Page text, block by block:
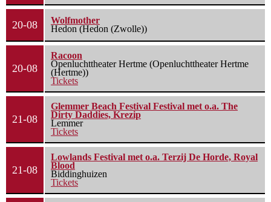
20-08
Wolfmother
Hedon (Hedon (Zwolle))
20-08
Racoon
Openluchttheater Hertme (Openluchttheater Hertme
(Hertme))
Tickets
21-08
Glemmer Beach Festival Festival met o.a. The
Dirty Daddies, Krezip
Lemmer
Tickets
21-08
Lowlands Festival met o.a. Terzij De Horde, Royal
Blood
Biddinghuizen
Tickets